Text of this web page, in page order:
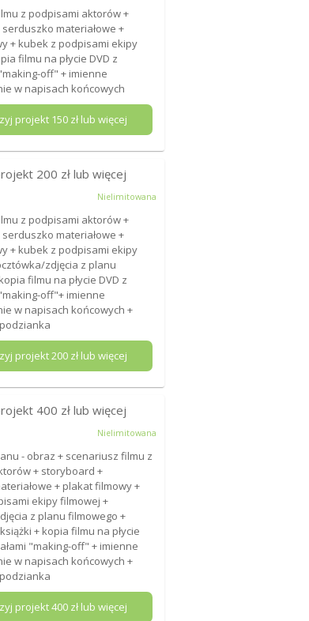
z podpisami aktorów +
materiałowe +
+ kubek z podpisami ekipy
filmu na płycie DVD z
off" + imienne
w napisach końcowych
projekt 150zł lub więcej
200 zł lub więcej
Nielimitowana
z podpisami aktorów +
materiałowe +
+ kubek z podpisami ekipy
zdjęcia z planu
filmu na płycie DVD z
off"+ imienne
w napisach końcowych +
projekt200zł lub więcej
400 zł lub więcej
Nielimitowana
- obraz + scenariusz filmu z
+ storyboard +
+ plakat filmowy +
ekipy filmowej +
z planu filmowego +
+ kopia filmu na płycie
"making-off" + imienne
w napisach końcowych +
projekt400zł lub więcej